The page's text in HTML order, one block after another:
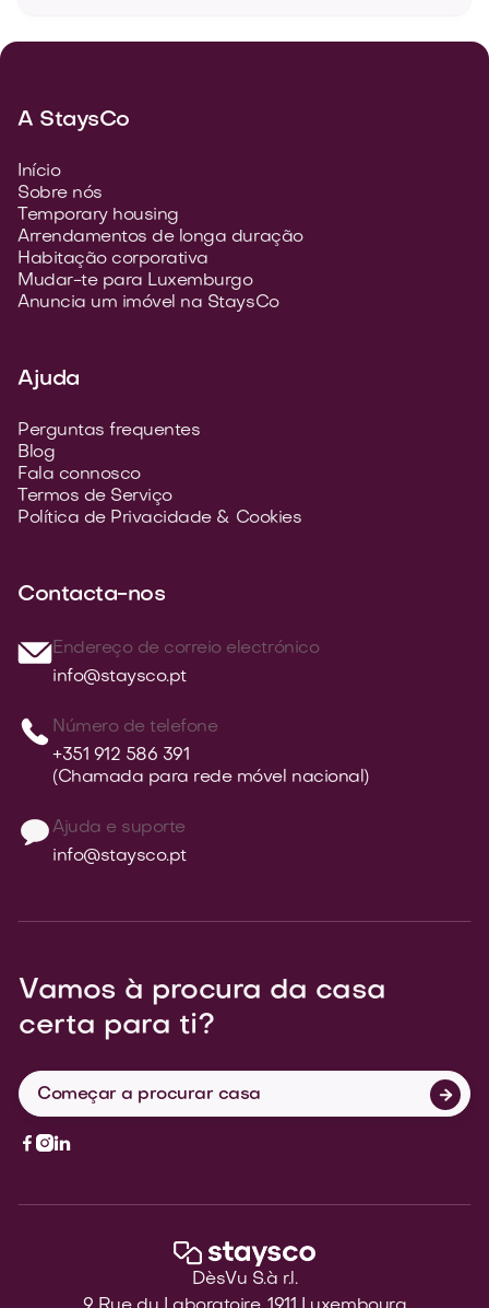
A StaysCo
Início
Sobre nós
Temporary housing
Arrendamentos de longa duração
Habitação corporativa
Mudar-te para Luxemburgo
Anuncia um imóvel na StaysCo
Ajuda
Perguntas frequentes
Blog
Fala connosco
Termos de Serviço
Política de Privacidade & Cookies
Contacta-nos
Endereço de correio electrónico
info@staysco.pt
Número de telefone
+351 912 586 391
(Chamada para rede móvel nacional)
Ajuda e suporte
info@staysco.pt
Vamos à procura da casa
certa para ti?
Começar a procurar casa 
 
DèsVu S.à r.l.